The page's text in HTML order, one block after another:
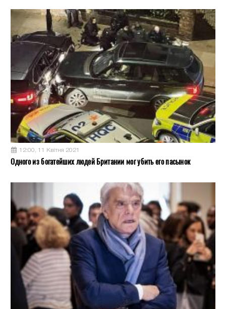
12:00, 11 Квітня 2021
Одного из богатейших людей Британии мог убить его пасынок